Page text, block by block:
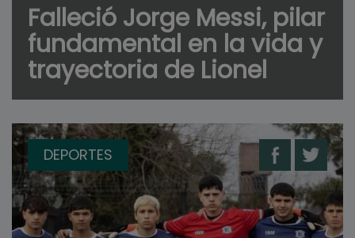
Falleció Jorge Messi, pilar
fundamental en la vida y
trayectoria de Lionel
DEPORTES